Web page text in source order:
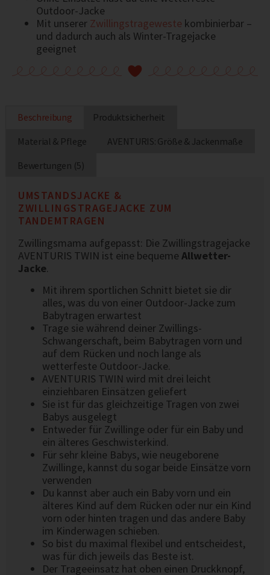
Outdoor-Jacke
Mit unserer Zwillingstrageweste kombinierbar –
und dadurch auch als Winter-Tragejacke
geeignet
Beschreibung
Produktsicherheit
Material & Pflege
AVENTURIS: Größe & Jackenmaße
Bewertungen (5)
UMSTANDSJACKE &
ZWILLINGSTRAGEJACKE ZUM
TANDEMTRAGEN
Zwillingsmama aufgepasst: Die Zwillingstragejacke
AVENTURIS TWIN ist eine bequeme Allwetter-
Jacke.
Mit ihrem sportlichen Schnitt bietet sie dir
alles, was du von einer Outdoor-Jacke zum
Babytragen erwartest
Trage sie während deiner Zwillings-
Schwangerschaft, beim Babytragen vorn und
auf dem Rücken und noch lange als
wetterfeste Outdoor-Jacke.
AVENTURIS TWIN wird mit drei leicht
einziehbaren Einsätzen geliefert
Sie ist für das gleichzeitige Tragen von zwei
Babys ausgelegt
Entweder für Zwillinge oder für ein Baby und
ein älteres Geschwisterkind.
Für sehr kleine Babys, wie neugeborene
Zwillinge, kannst du sogar beide Einsätze vorn
verwenden
Du kannst aber auch ein Baby vorn und ein
älteres Kind auf dem Rücken oder nur ein Kind
vorn oder hinten tragen und das andere Baby
im Kinderwagen schieben.
So bist du maximal flexibel und entscheidest,
was für dich jeweils das Beste ist.
Der Trageeinsatz hat oben einen Druckknopf,